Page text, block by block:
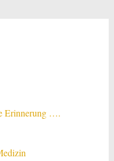
Erinnerung ….